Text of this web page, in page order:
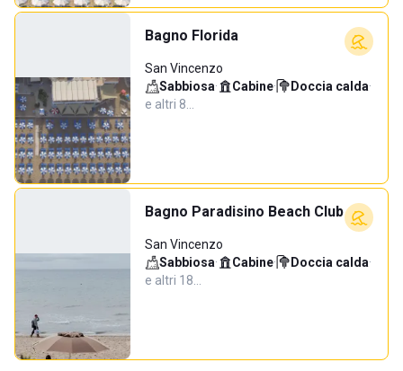
Bagno Florida
San Vincenzo
Sabbiosa· Cabine· Doccia calda·
e altri 8…
Bagno Paradisino Beach Club
San Vincenzo
Sabbiosa· Cabine· Doccia calda·
e altri 18…